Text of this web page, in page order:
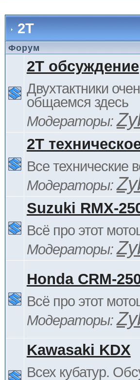
2Т
Форум
2Т обсуждение
Двухтактники
общаемся здесь
Модераторы:
2Т
Все технические
Модераторы:
Suzuki RMX-
Всё про этот
Модераторы:
Honda CRM-
Всё про этот
Модераторы:
Kawasaki KDX
Всех кубатур.